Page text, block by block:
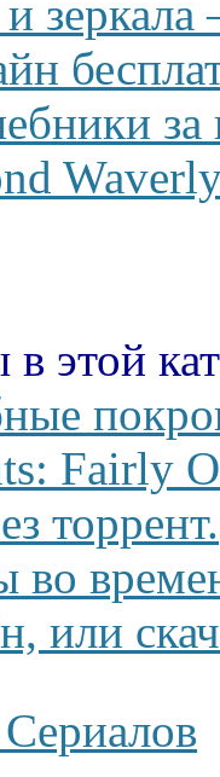
этой
Fairly
торрент.
во
или